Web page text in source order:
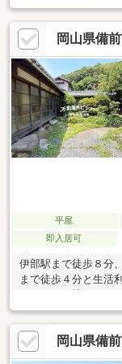
岡山県備
平屋
即入居可
伊部駅まで徒歩８分
まで徒歩４分と生活
望める間取りは、四
た時間を過ごせます
園、お子様やペット
です。自分好みに住
岡山県備